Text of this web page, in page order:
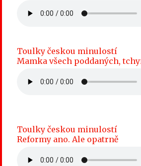
Toulky českou minulostí
Mamka všech poddaných,
Toulky českou minulostí
Reformy ano. Ale opatrně